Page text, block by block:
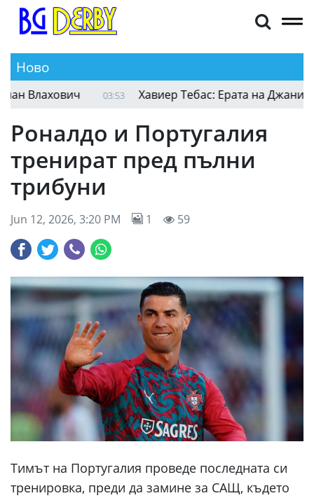
Ново
05:31 Бешикташ отправи супер оферта към Душан
Роналдо и Португалия
тренират пред пълни
трибуни
Jun 12, 2026, 3:20 PM 1 59
Тимът на Португалия проведе последната си
тренировка, преди да замине за САЩ, където